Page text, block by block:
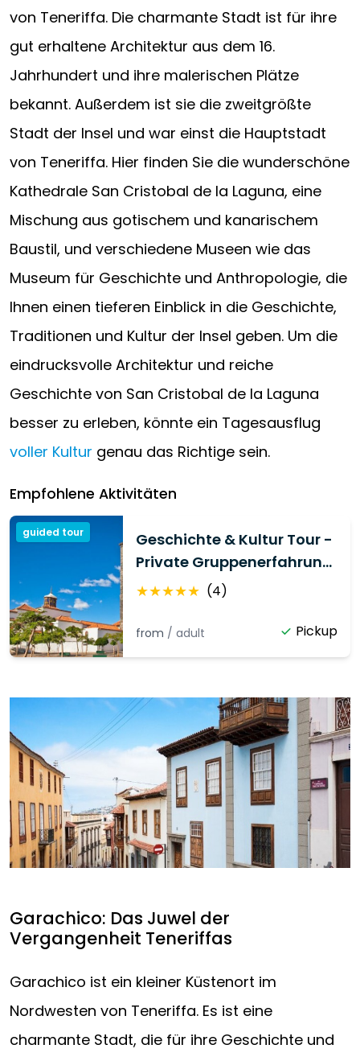
von Teneriffa. Die charmante Stadt ist für ihre
gut erhaltene Architektur aus dem 16.
Jahrhundert und ihre malerischen Plätze
bekannt. Außerdem ist sie die zweitgrößte
Stadt der Insel und war einst die Hauptstadt
von Teneriffa. Hier finden Sie die wunderschöne
Kathedrale San Cristobal de la Laguna, eine
Mischung aus gotischem und kanarischem
Baustil, und verschiedene Museen wie das
Museum für Geschichte und Anthropologie, die
Ihnen einen tieferen Einblick in die Geschichte,
Traditionen und Kultur der Insel geben. Um die
eindrucksvolle Architektur und reiche
Geschichte von San Cristobal de la Laguna
besser zu erleben, könnte ein Tagesausflug
voller Kultur genau das Richtige sein.
Empfohlene Aktivitäten
guided tour
Geschichte & Kultur Tour -
Private Gruppenerfahrung
inklusive Abholung
★★★★★ (4)
from /adult Pickup
Garachico: Das Juwel der
Vergangenheit Teneriffas
Garachico ist ein kleiner Küstenort im
Nordwesten von Teneriffa. Es ist eine
charmante Stadt, die für ihre Geschichte und